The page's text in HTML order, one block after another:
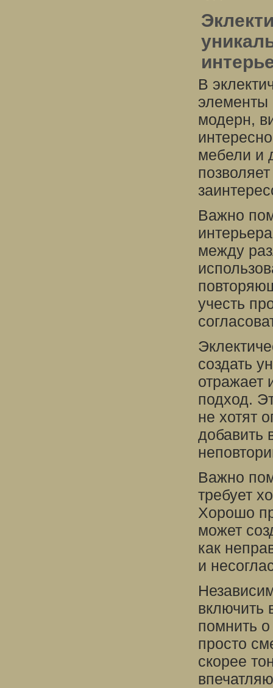
В
элементы
модерн,
мебели и
Важно
между
учесть
создать
отражает
подход.
не хотят
добавить
Важно
требует
Хорошо
может
как
и
включить
помнить
просто
скорее